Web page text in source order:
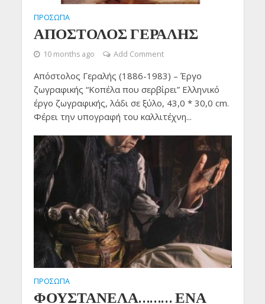
ΠΡΟΣΩΠΑ
ΑΠΟΣΤΟΛΟΣ ΓΕΡΑΛΗΣ
10 months ago Add Comment
Απόστολος Γεραλής (1886-1983) – Έργο
ζωγραφικής “Κοπέλα που σερβίρει” Ελληνικό
έργο ζωγραφικής, λάδι σε ξύλο, 43,0 * 30,0 cm.
Φέρει την υπογραφή του καλλιτέχνη...
ΠΡΟΣΩΠΑ
ΦΟΥΣΤΑΝΕΛΑ……… ΕΝΑ